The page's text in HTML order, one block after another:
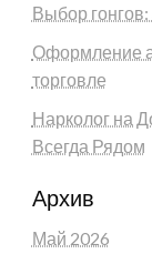
Выбор гонгов:
Оформление
торговле
Нарколог на
Всегда Рядом
Архив
Май 2026